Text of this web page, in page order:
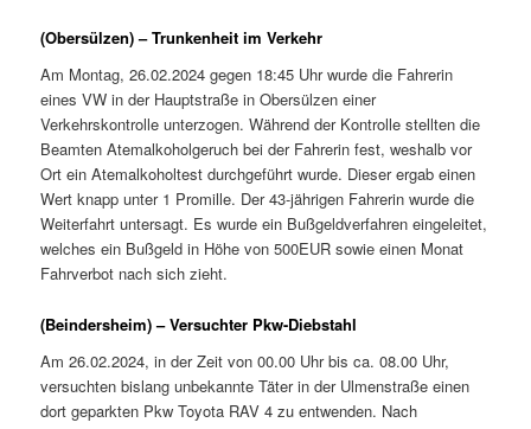
(Obersülzen) – Trunkenheit im Verkehr
Am Montag, 26.02.2024 gegen 18:45 Uhr wurde die Fahrerin
eines VW in der Hauptstraße in Obersülzen einer
Verkehrskontrolle unterzogen. Während der Kontrolle stellten die
Beamten Atemalkoholgeruch bei der Fahrerin fest, weshalb vor
Ort ein Atemalkoholtest durchgeführt wurde. Dieser ergab einen
Wert knapp unter 1 Promille. Der 43-jährigen Fahrerin wurde die
Weiterfahrt untersagt. Es wurde ein Bußgeldverfahren eingeleitet,
welches ein Bußgeld in Höhe von 500EUR sowie einen Monat
Fahrverbot nach sich zieht.
(Beindersheim) – Versuchter Pkw-Diebstahl
Am 26.02.2024, in der Zeit von 00.00 Uhr bis ca. 08.00 Uhr,
versuchten bislang unbekannte Täter in der Ulmenstraße einen
dort geparkten Pkw Toyota RAV 4 zu entwenden. Nach